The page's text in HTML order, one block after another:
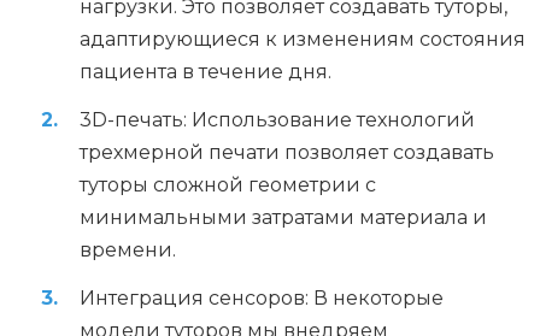
нагрузки. Это позволяет создавать туторы,
адаптирующиеся к изменениям состояния
пациента в течение дня.
3D-печать: Использование технологий
трехмерной печати позволяет создавать
туторы сложной геометрии с
минимальными затратами материала и
времени.
Интеграция сенсоров: В некоторые
модели туторов мы внедряем